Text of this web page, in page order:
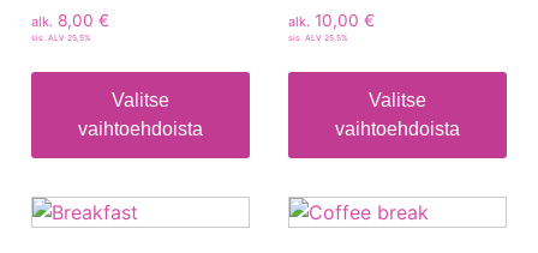
alk. 8,00 €
sis. ALV 25,5%
Valitse
vaihtoehdoista
alk. 10,00 €
sis. ALV 25,5%
Valitse
vaihtoehdoista